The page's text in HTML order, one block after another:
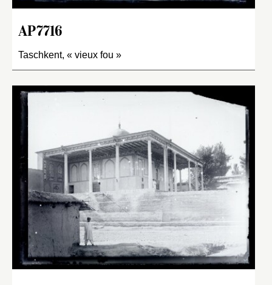
AP7716
Taschkent, « vieux fou »